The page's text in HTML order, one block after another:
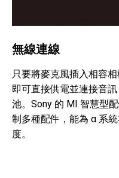
無線連線
只要將麥克風插入相容
即可直接供電並連接音
池。Sony 的 MI 智慧型
制多種配件，能為 α 系
度。